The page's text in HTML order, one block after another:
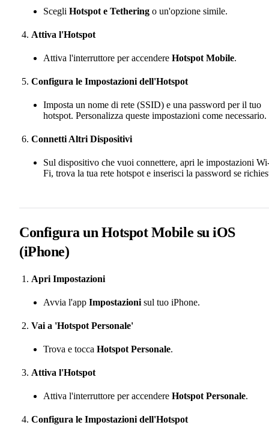
Scegli Hotspot e Tethering o un'opzione simile.
Attiva l'Hotspot
Attiva l'interruttore per accendere Hotspot Mobile.
Configura le Impostazioni dell'Hotspot
Imposta un nome di rete (SSID) e una password per il tuo
hotspot. Personalizza queste impostazioni come necessario.
Connetti Altri Dispositivi
Sul dispositivo che vuoi connettere, apri le impostazioni
Fi, trova la tua rete hotspot e inserisci la password se
Configura un Hotspot Mobile su iOS
(iPhone)
Apri Impostazioni
Avvia l'app Impostazioni sul tuo iPhone.
Vai a 'Hotspot Personale'
Trova e tocca Hotspot Personale.
Attiva l'Hotspot
Attiva l'interruttore per accendere Hotspot Personale.
Configura le Impostazioni dell'Hotspot